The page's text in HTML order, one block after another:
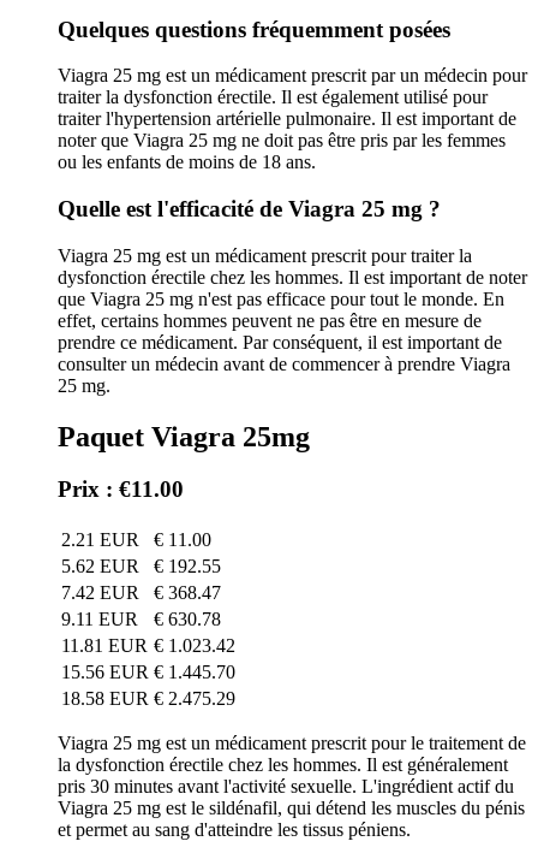
Quelques questions fréquemment posées
Viagra 25 mg est un médicament prescrit par un médecin pour
traiter la dysfonction érectile. Il est également utilisé pour
traiter l'hypertension artérielle pulmonaire. Il est important de
noter que Viagra 25 mg ne doit pas être pris par les femmes
ou les enfants de moins de 18 ans.
Quelle est l'efficacité de Viagra 25 mg ?
Viagra 25 mg est un médicament prescrit pour traiter la
dysfonction érectile chez les hommes. Il est important de noter
que Viagra 25 mg n'est pas efficace pour tout le monde. En
effet, certains hommes peuvent ne pas être en mesure de
prendre ce médicament. Par conséquent, il est important de
consulter un médecin avant de commencer à prendre Viagra
25 mg.
Paquet Viagra 25mg
Prix : €11.00
2.21 EUR
€ 11.00
5.62 EUR
€ 192.55
7.42 EUR
€ 368.47
9.11 EUR
€ 630.78
11.81 EUR € 1.023.42
15.56 EUR € 1.445.70
18.58 EUR € 2.475.29
Viagra 25 mg est un médicament prescrit pour le traitement de
la dysfonction érectile chez les hommes. Il est généralement
pris 30 minutes avant l'activité sexuelle. L'ingrédient actif du
Viagra 25 mg est le sildénafil, qui détend les muscles du pénis
et permet au sang d'atteindre les tissus péniens.